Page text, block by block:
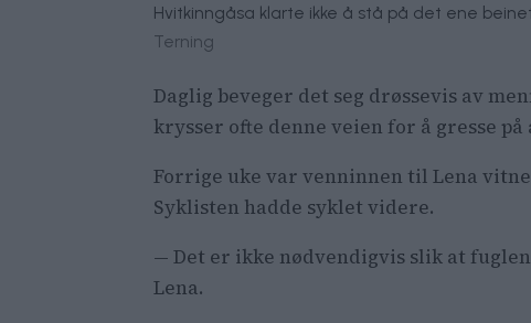
Hvitkinngåsa klarte ikke å stå på det ene
Terning
Daglig beveger det seg drøssevis av
krysser ofte denne veien for å gresse på
Forrige uke var venninnen til Lena
Syklisten hadde syklet videre.
— Det er ikke nødvendigvis slik at
Lena.